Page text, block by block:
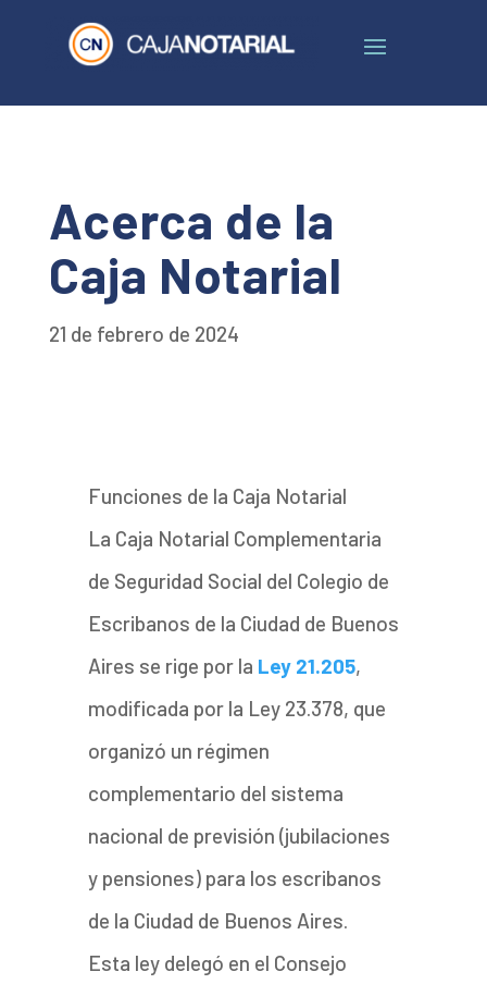
Acerca de la
Caja Notarial
21 de febrero de 2024
Funciones de la Caja Notarial
La Caja Notarial Complementaria
de Seguridad Social del Colegio de
Escribanos de la Ciudad de Buenos
Aires se rige por la Ley 21.205,
modificada por la Ley 23.378, que
organizó un régimen
complementario del sistema
nacional de previsión (jubilaciones
y pensiones) para los escribanos
de la Ciudad de Buenos Aires.
Esta ley delegó en el Consejo